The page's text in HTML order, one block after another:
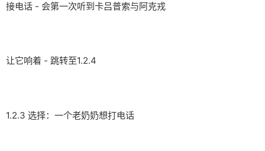
接电话 - 会第一次听到卡吕普索与阿克戎
让它响着 - 跳转至1.2.4
1.2.3 选择：一个老奶奶想打电话